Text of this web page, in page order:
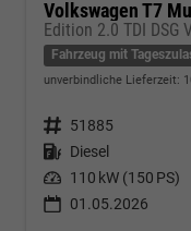
Volkswagen T7
Edition 2.0 TDI DSG
Fahrzeug mit
unverbindliche Lieferzeit:
Fahrzeugnr. 51885
Kraftstoff Diesel
Leistung 110 kW (150 PS)
01.05.2026